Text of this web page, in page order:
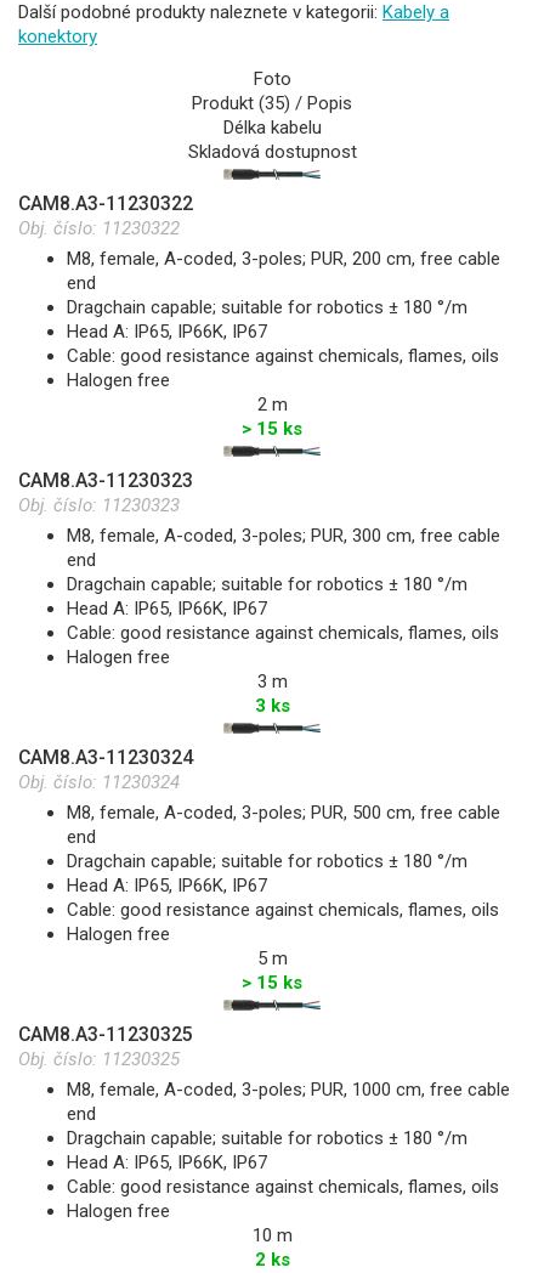
Další podobné produkty naleznete v kategorii: Kabely a
konektory
Foto
Produkt (35) / Popis
Délka kabelu
Skladová dostupnost
CAM8.A3-11230322
Obj. číslo: 11230322
M8, female, A-coded, 3-poles; PUR, 200 cm, free cable
end
Dragchain capable; suitable for robotics ± 180 °/m
Head A: IP65, IP66K, IP67
Cable: good resistance against chemicals, flames, oils
Halogen free
2 m
> 15 ks
CAM8.A3-11230323
Obj. číslo: 11230323
M8, female, A-coded, 3-poles; PUR, 300 cm, free cable
end
Dragchain capable; suitable for robotics ± 180 °/m
Head A: IP65, IP66K, IP67
Cable: good resistance against chemicals, flames, oils
Halogen free
3 m
3 ks
CAM8.A3-11230324
Obj. číslo: 11230324
M8, female, A-coded, 3-poles; PUR, 500 cm, free cable
end
Dragchain capable; suitable for robotics ± 180 °/m
Head A: IP65, IP66K, IP67
Cable: good resistance against chemicals, flames, oils
Halogen free
5 m
> 15 ks
CAM8.A3-11230325
Obj. číslo: 11230325
M8, female, A-coded, 3-poles; PUR, 1000 cm, free cable
end
Dragchain capable; suitable for robotics ± 180 °/m
Head A: IP65, IP66K, IP67
Cable: good resistance against chemicals, flames, oils
Halogen free
10 m
2 ks